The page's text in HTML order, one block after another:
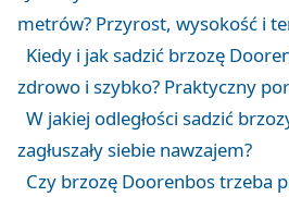
metrów? Przyrost, wysokość i
Kiedy i jak sadzić brzozę
zdrowo i szybko? Praktyczny
W jakiej odległości sadzić
zagłuszały siebie nawzajem?
Czy brzozę Doorenbos trzeba